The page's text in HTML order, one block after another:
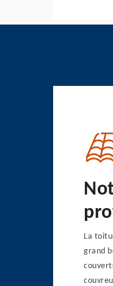
La
grand